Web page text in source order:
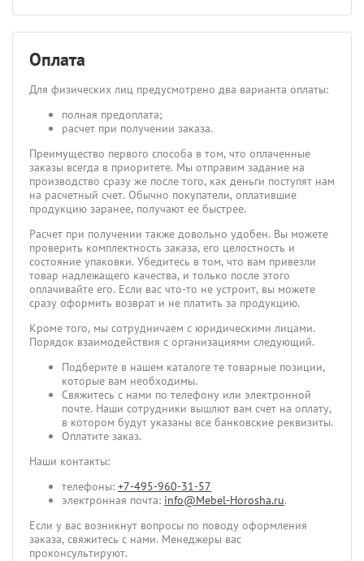
Оплата
Для физических лиц предусмотрено два варианта оплаты:
полная предоплата;
расчет при получении заказа.
Преимущество первого способа в том, что оплаченные
заказы всегда в приоритете. Мы отправим задание на
производство сразу же после того, как деньги поступят нам
на расчетный счет. Обычно покупатели, оплатившие
продукцию заранее, получают ее быстрее.
Расчет при получении также довольно удобен. Вы можете
проверить комплектность заказа, его целостность и
состояние упаковки. Убедитесь в том, что вам привезли
товар надлежащего качества, и только после этого
оплачивайте его. Если вас что-то не устроит, вы можете
сразу оформить возврат и не платить за продукцию.
Кроме того, мы сотрудничаем с юридическими лицами.
Порядок взаимодействия с организациями следующий.
Подберите в нашем каталоге те товарные позиции,
которые вам необходимы.
Свяжитесь с нами по телефону или электронной
почте. Наши сотрудники вышлют вам счет на оплату,
в котором будут указаны все банковские реквизиты.
Оплатите заказ.
Наши контакты:
телефоны: +7-495-960-31-57
электронная почта: info@Mebel-Horosha.ru.
Если у вас возникнут вопросы по поводу оформления
заказа, свяжитесь с нами. Менеджеры вас
проконсультируют.